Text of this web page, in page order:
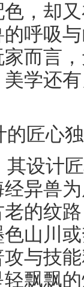
，却
呼吸
而言
学还
的匠心
其设计
异兽
的纹
山川
与技
飘飘